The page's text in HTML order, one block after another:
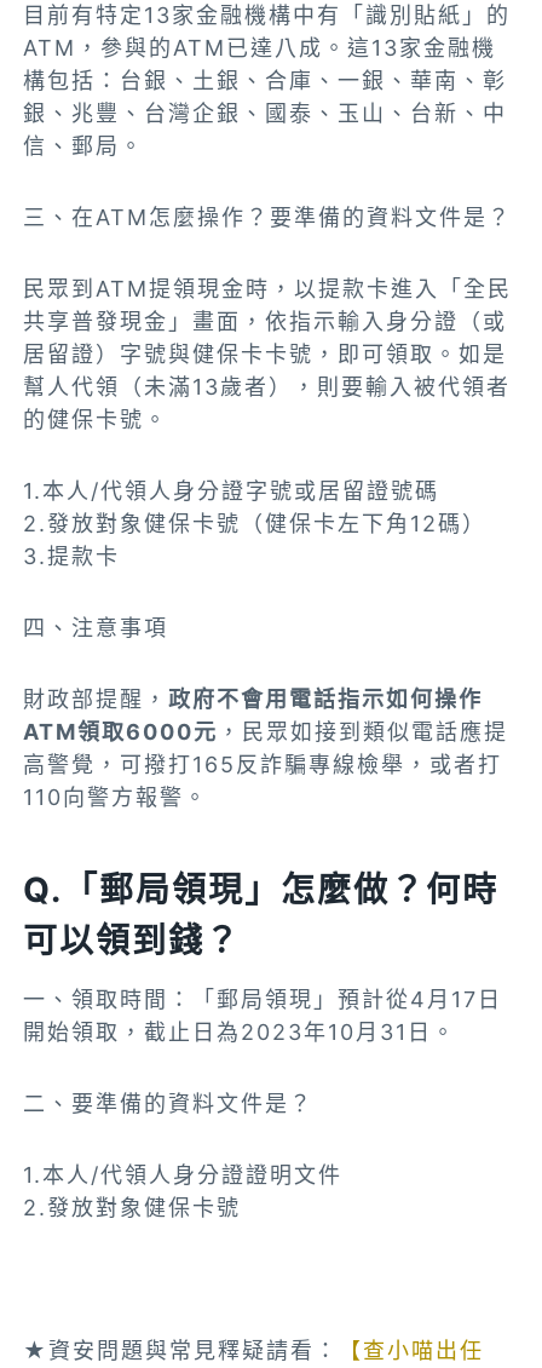
目前有特定13家金融機構中有「識別貼紙」的
ATM，參與的ATM已達八成。這13家金融機
構包括：台銀、土銀、合庫、一銀、華南、彰
銀、兆豐、台灣企銀、國泰、玉山、台新、中
信、郵局。
三、在ATM怎麼操作？要準備的資料文件是？
民眾到ATM提領現金時，以提款卡進入「全民
共享普發現金」畫面，依指示輸入身分證（或
居留證）字號與健保卡卡號，即可領取。如是
幫人代領（未滿13歲者），則要輸入被代領者
的健保卡號。
1.本人/代領人身分證字號或居留證號碼
2.發放對象健保卡號（健保卡左下角12碼）
3.提款卡
四、注意事項
財政部提醒，政府不會用電話指示如何操作
ATM領取6000元 ，民眾如接到類似電話應提
高警覺，可撥打165反詐騙專線檢舉，或者打
110向警方報警。
Q.「郵局領現」怎麼做？何時
可以領到錢？
一、領取時間：「郵局領現」預計從4月17日
開始領取，截止日為2023年10月31日。
二、要準備的資料文件是？
1.本人/代領人身分證證明文件
2.發放對象健保卡號
★資安問題與常見釋疑請看：
【查小喵出任